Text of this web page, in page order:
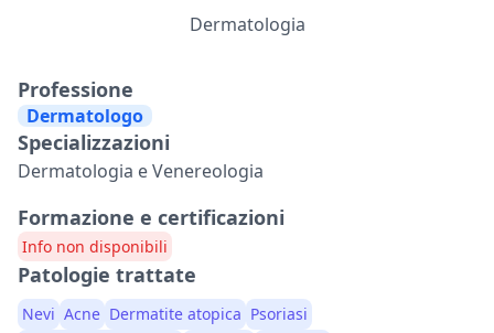
Dermatologia
Professione
Dermatologo
Specializzazioni
Dermatologia e Venereologia
Formazione e certificazioni
Info non disponibili
Patologie trattate
Nevi Acne Dermatite atopica Psoriasi